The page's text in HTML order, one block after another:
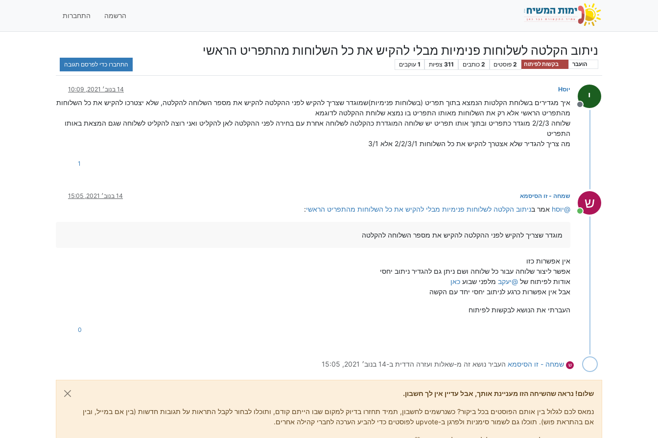
הרשמה התחברות
ניתוב הקלטה לשלוחות פנימיות מבלי להקיש את כל השלוחות מהתפריט הראשי
הועבר בקשות לפיתוח 2 פוסטים 2 כותבים 311 צפיות 1 עוקבים התחברו כדי לפרסם תגובה
י
מנותק
יוסH 14 בנוב׳ 2021, 10:09
איך מגדירים בשלוחת הקלטות הנמצא בתוך תפריט (בשלוחות פנימיות)שמוגדר שצריך להקיש לפני ההקלטה להקיש את מספר השלוחה להקלטה, שלא יצטרכו להקיש את כל השלוחות
מהתפריט הראשי אלא רק את השלוחות מאותו התפריט בו נמצא שלוחת ההקלטה לדוגמא
שלוחה 2/2/3 מוגדר כתפריט ובתוך אותו תפריט יש שלוחה המוגדרת כהקלטה לשלוחה אחרת עם בחירה לפני ההקלטה לאן להקליט ואני רוצה להקליט לשלוחה שגם המצאת באותו
התפריט
מה צריך להגדיר שלא אצטרך להקיש את כל השלוחות 2/2/3/1 אלא 3/1
1
ש
מחובר
שמחה - זו הסיסמא 14 בנוב׳ 2021, 15:05
@יוסh אמר בניתוב הקלטה לשלוחות פנימיות מבלי להקיש את כל השלוחות מהתפריט הראשי:
מוגדר שצריך להקיש לפני ההקלטה להקיש את מספר השלוחה להקלטה
אין אפשרות כזו
אפשר ליצור שלוחה עבור כל שלוחה ושם ניתן גם להגדיר ניתוב יחסי
אודות לפיתוח של @יעקב מלפני שבוע כאן
אבל אין אפשרות כרגע לניתוב יחסי יחד עם הקשה
העברתי את הנושא לבקשות לפיתוח
0
ש שמחה - זו הסיסמא העביר נושא זה מ-שאלות ועזרה הדדית ב-14 בנוב׳ 2021, 15:05
שלום! נראה שהשיחה הזו מעניינת אותך, אבל עדיין אין לך חשבון.
נמאס לכם לגלול בין אותם הפוסטים בכל ביקור? כשנרשמים לחשבון, תמיד תחזרו בדיוק למקום שבו הייתם קודם, ותוכלו לבחור לקבל התראות על תגובות חדשות (בין אם במייל, ובין
אם בהתראת פוש). תוכלו גם לשמור סימניות ולפרגן ב-upvote לפוסטים כדי להביע הערכה לחברי קהילה אחרים.